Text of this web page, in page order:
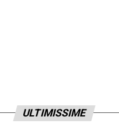
ULTIMISSIME